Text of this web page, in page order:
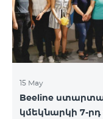
15 May
Beeline
կմեկնարկի 7-րդ